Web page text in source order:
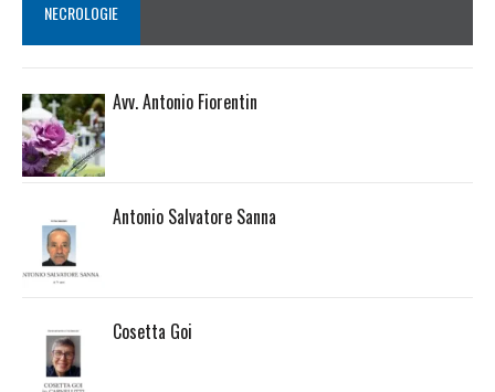
NECROLOGIE
Avv. Antonio Fiorentin
Antonio Salvatore Sanna
Cosetta Goi